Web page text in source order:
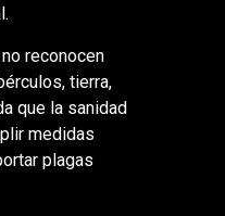
reconocen
tierra,
que la sanidad
medidas
plagas